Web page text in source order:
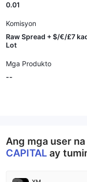
0.01
Komisyon
Raw Spread + $/€/£7
Lot
Mga Produkto
--
Ang mga user
CAPITAL ay